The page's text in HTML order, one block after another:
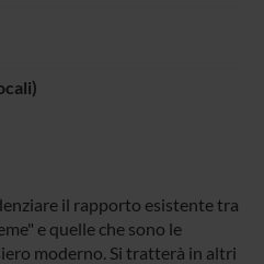
il rapporto esistente tra
e quelle che sono le
moderno. Si tratterà in altri